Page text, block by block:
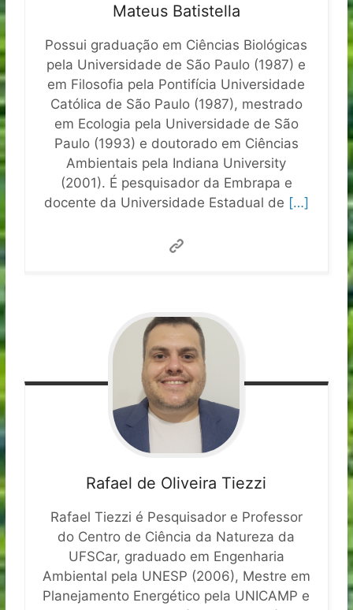
Mateus Batistella
Possui graduação em Ciências Biológicas
pela Universidade de São Paulo (1987) e
em Filosofia pela Pontifícia Universidade
Católica de São Paulo (1987), mestrado
em Ecologia pela Universidade de São
Paulo (1993) e doutorado em Ciências
Ambientais pela Indiana University
(2001). É pesquisador da Embrapa e
docente da Universidade Estadual de […]
Rafael de Oliveira Tiezzi
Rafael Tiezzi é Pesquisador e Professor
do Centro de Ciência da Natureza da
UFSCar, graduado em Engenharia
Ambiental pela UNESP (2006), Mestre em
Planejamento Energético pela UNICAMP e